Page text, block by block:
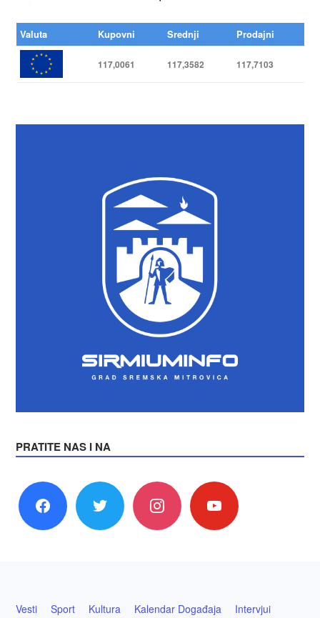
Valuta Kupovni Srednji Prodajni
117,0061 117,3582 117,7103
PRATITE NAS I NA
facebook twitter instagram youtube
Vesti Sport Kultura Kalendar Događaja
Intervjui